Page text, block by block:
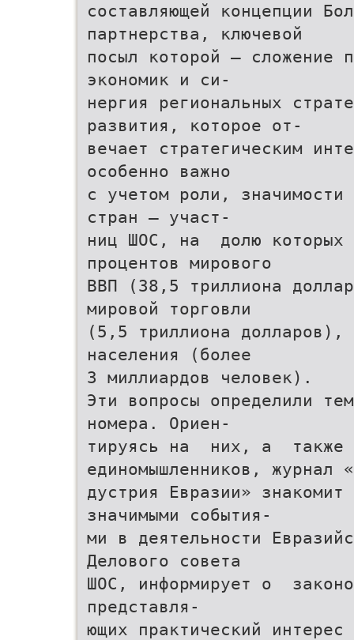
составляющей концепции
партнерства, ключевой
посыл которой — сложение
экономик и си-
нергия региональных
развития, которое от-
вечает стратегическим
особенно важно
с учетом роли, значимости
стран — участ-
ниц ШОС, на долю которых
процентов мирового
ВВП (38,5 триллиона
мировой торговли
(5,5 триллиона долларов),
населения (более
3 миллиардов человек).
Эти вопросы определили
номера. Ориен-
тируясь на них, а также
единомышленников, журнал
дустрия Евразии»
значимыми события-
ми в деятельности
Делового совета
ШОС, информирует о
представля-
ющих практический